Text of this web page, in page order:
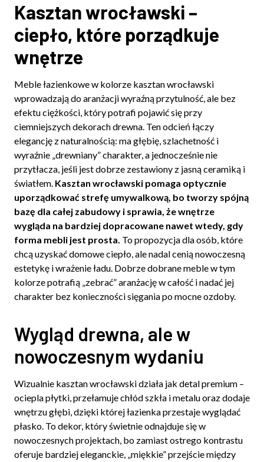
Kasztan wrocławski –
ciepło, które porządkuje
wnętrze
Meble łazienkowe w kolorze kasztan wrocławski
wprowadzają do aranżacji wyraźną przytulność, ale bez
efektu ciężkości, który potrafi pojawić się przy
ciemniejszych dekorach drewna. Ten odcień łączy
elegancję z naturalnością: ma głębię, szlachetność i
wyraźnie „drewniany” charakter, a jednocześnie nie
przytłacza, jeśli jest dobrze zestawiony z jasną ceramiką i
światłem. Kasztan wrocławski pomaga optycznie
uporządkować strefę umywalkową, bo tworzy spójną
bazę dla całej zabudowy i sprawia, że wnętrze
wygląda na bardziej dopracowane nawet wtedy, gdy
forma mebli jest prosta. To propozycja dla osób, które
chcą uzyskać domowe ciepło, ale nadal cenią nowoczesną
estetykę i wrażenie ładu. Dobrze dobrane meble w tym
kolorze potrafią „zebrać” aranżację w całość i nadać jej
charakter bez konieczności sięgania po mocne ozdoby.
Wygląd drewna, ale w
nowoczesnym wydaniu
Wizualnie kasztan wrocławski działa jak detal premium –
ociepla płytki, przełamuje chłód szkła i metalu oraz dodaje
wnętrzu głębi, dzięki której łazienka przestaje wyglądać
płasko. To dekor, który świetnie odnajduje się w
nowoczesnych projektach, bo zamiast ostrego kontrastu
oferuje bardziej eleganckie, „miękkie” przejście między